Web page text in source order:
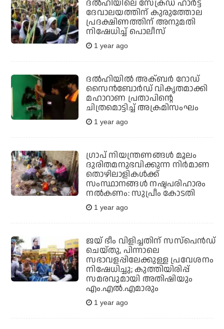
ദൽഹിയിലെ സേക്രഡ് ഹാർട്ട്
ദേവാലയത്തിന് കുരുത്തോല
പ്രദക്ഷിണത്തിന് അനുമതി
നിഷേധിച്ച് പൊലീസ്
1 year ago
ദല്‍ഹിയില്‍ അക്ബര്‍ റോഡ്
സൈന്‍ബോര്‍ഡ് വികൃതമാക്കി
മഹാറാണ പ്രതാപിന്റെ
ചിത്രമൊട്ടിച്ച് അക്രമിസംഘം
1 year ago
ഗ്രാപ് നിയന്ത്രണങ്ങൾ മൂലം
ദുരിതമനുഭവിക്കുന്ന നിർമാണ
തൊഴിലാളികൾക്ക്
സംസ്ഥാനങ്ങൾ നഷ്ടപരിഹാരം
നൽകണം: സുപ്രീം കോടതി
1 year ago
ജയ് ഭീം വിളിച്ചതിന് സസ്‌പെൻഡ്
ചെയ്തു, പിന്നാലെ
സഭാവളപ്പിലേക്കുള്ള പ്രവേശനം
നിഷേധിച്ചു; കുത്തിയിരിപ്പ്
സമരവുമായി അതിഷിയും
എം.എൽ.എമാരും
1 year ago